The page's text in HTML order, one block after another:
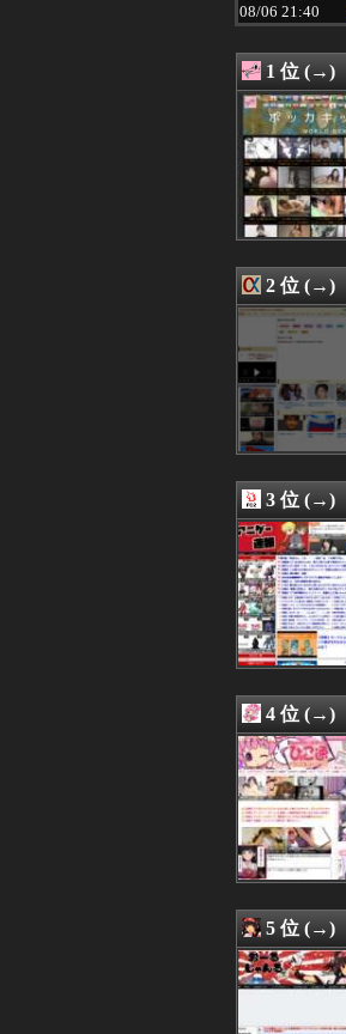
08/06 21:40
08/06 21:38
08/06 21:38
08/06 21:35
08/06 21:35
08/06 21:35
08/06 21:35
08/06 21:35
08/06 21:35
08/06 21:34
08/06 21:34
08/06 21:32
08/06 21:31
08/06 21:30
08/06 21:30
08/06 21:30
08/06 21:30
08/06 21:30
08/06 21:30
08/06 21:30
08/06 21:30
08/06 21:29
08/06 21:29
08/06 21:29
08/06 21:28
08/06 21:27
08/06 21:26
08/06 21:26
08/06 21:25
08/06 21:25
08/06 21:25
08/06 21:25
08/06 21:21
08/06 21:21
08/06 21:20
08/06 21:20
08/06 21:19
08/06 21:15
08/06 21:15
08/06 21:15
08/06 21:15
08/06 21:14
1 位 (→)
2 位 (→)
3 位 (→)
4 位 (→)
5 位 (→)